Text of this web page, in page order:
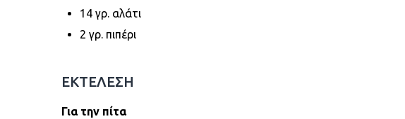
14 γρ. αλάτι
2 γρ. πιπέρι
ΕΚΤΕΛΕΣΗ
Για την πίτα